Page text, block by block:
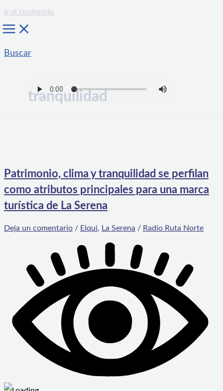
Ir al contenido
Buscar
tranquilidad
Patrimonio, clima y tranquilidad se perfilan
como atributos principales para una marca
turística de La Serena
Deja un comentario / Elqui, La Serena / Radio Ruta Norte